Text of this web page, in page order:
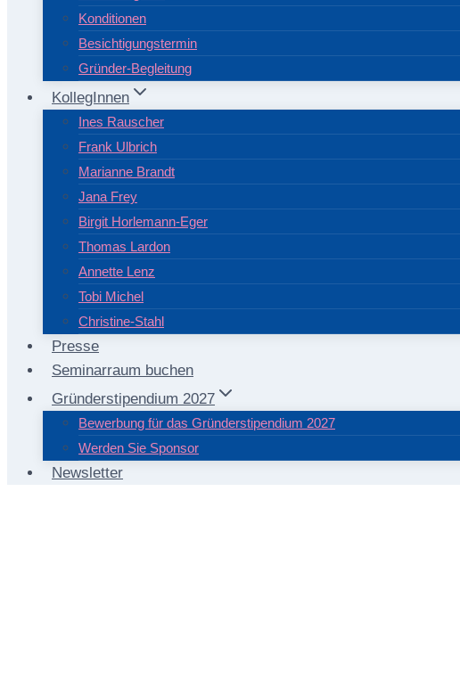
Konditionen
Besichtigungstermin
Gründer-Begleitung
KollegInnen
Ines Rauscher
Frank Ulbrich
Marianne Brandt
Jana Frey
Birgit Horlemann-Eger
Thomas Lardon
Annette Lenz
Tobi Michel
Christine-Stahl
Presse
Seminarraum buchen
Gründerstipendium 2027
Bewerbung für das Gründerstipendium 2027
Werden Sie Sponsor
Newsletter